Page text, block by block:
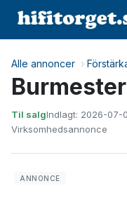
Alle annoncer ›
Til salgIndlagt: 2026-07-
Virksomhedsannonce